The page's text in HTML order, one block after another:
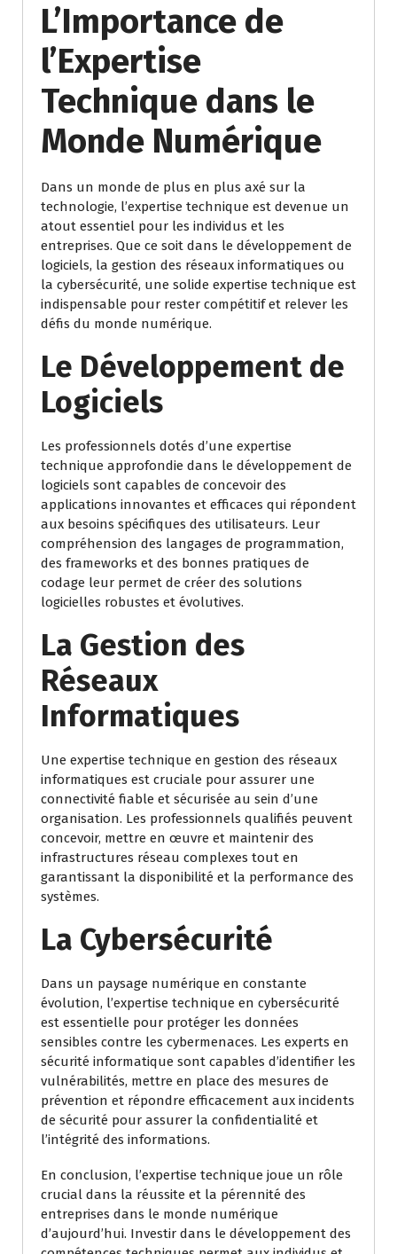
L’Importance de
l’Expertise
Technique dans le
Monde Numérique
Dans un monde de plus en plus axé sur la
technologie, l’expertise technique est devenue un
atout essentiel pour les individus et les
entreprises. Que ce soit dans le développement de
logiciels, la gestion des réseaux informatiques ou
la cybersécurité, une solide expertise technique est
indispensable pour rester compétitif et relever les
défis du monde numérique.
Le Développement de
Logiciels
Les professionnels dotés d’une expertise
technique approfondie dans le développement de
logiciels sont capables de concevoir des
applications innovantes et efficaces qui répondent
aux besoins spécifiques des utilisateurs. Leur
compréhension des langages de programmation,
des frameworks et des bonnes pratiques de
codage leur permet de créer des solutions
logicielles robustes et évolutives.
La Gestion des
Réseaux
Informatiques
Une expertise technique en gestion des réseaux
informatiques est cruciale pour assurer une
connectivité fiable et sécurisée au sein d’une
organisation. Les professionnels qualifiés peuvent
concevoir, mettre en œuvre et maintenir des
infrastructures réseau complexes tout en
garantissant la disponibilité et la performance des
systèmes.
La Cybersécurité
Dans un paysage numérique en constante
évolution, l’expertise technique en cybersécurité
est essentielle pour protéger les données
sensibles contre les cybermenaces. Les experts en
sécurité informatique sont capables d’identifier les
vulnérabilités, mettre en place des mesures de
prévention et répondre efficacement aux incidents
de sécurité pour assurer la confidentialité et
l’intégrité des informations.
En conclusion, l’expertise technique joue un rôle
crucial dans la réussite et la pérennité des
entreprises dans le monde numérique
d’aujourd’hui. Investir dans le développement des